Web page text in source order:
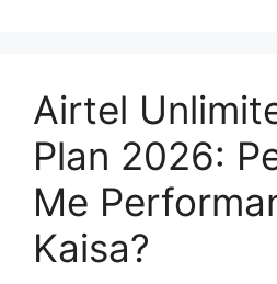
Airtel
Plan 2026:
Me
Kaisa?